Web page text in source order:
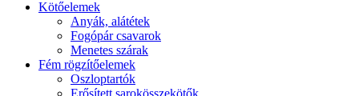
Kötőelemek
Anyák, alátétek
Fogópár csavarok
Menetes szárak
Fém rögzítőelemek
Oszloptartók